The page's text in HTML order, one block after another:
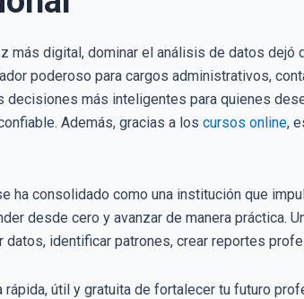
más digital, dominar el análisis de datos
poderoso para cargos administrativos,
decisiones más inteligentes para quienes
Además, gracias a los cursos online,
ha consolidado como una institución que
desde cero y avanzar de manera práctica.
datos, identificar patrones, crear reportes
rápida, útil y gratuita de fortalecer tu futuro